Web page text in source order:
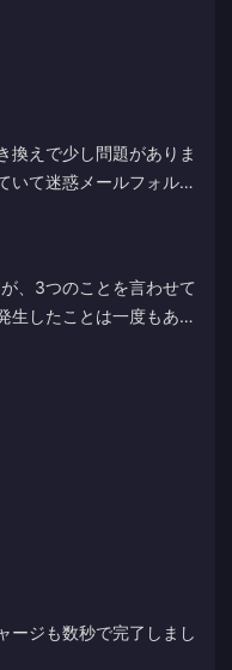
換えで少し問題がありま
いて迷惑メールフォルダ
。
、3つのことを言わせて
生したことは一度もあり
ンプルで、数回クリッ
が楽になります。
ージも数秒で完了しまし